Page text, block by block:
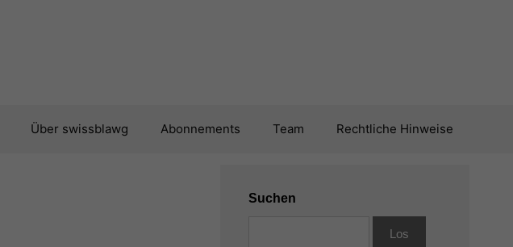
Über swissblawg Abonnements Team Rechtliche Hinweise
Suchen